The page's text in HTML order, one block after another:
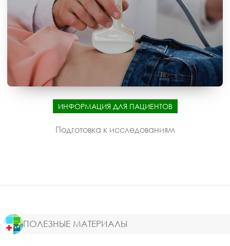
ИНФОРМАЦИЯ ДЛЯ ПАЦИЕНТОВ
Подготовка к исследованиям
ПОЛЕЗНЫЕ МАТЕРИАЛЫ